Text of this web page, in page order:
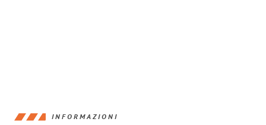
INFORMAZIONI